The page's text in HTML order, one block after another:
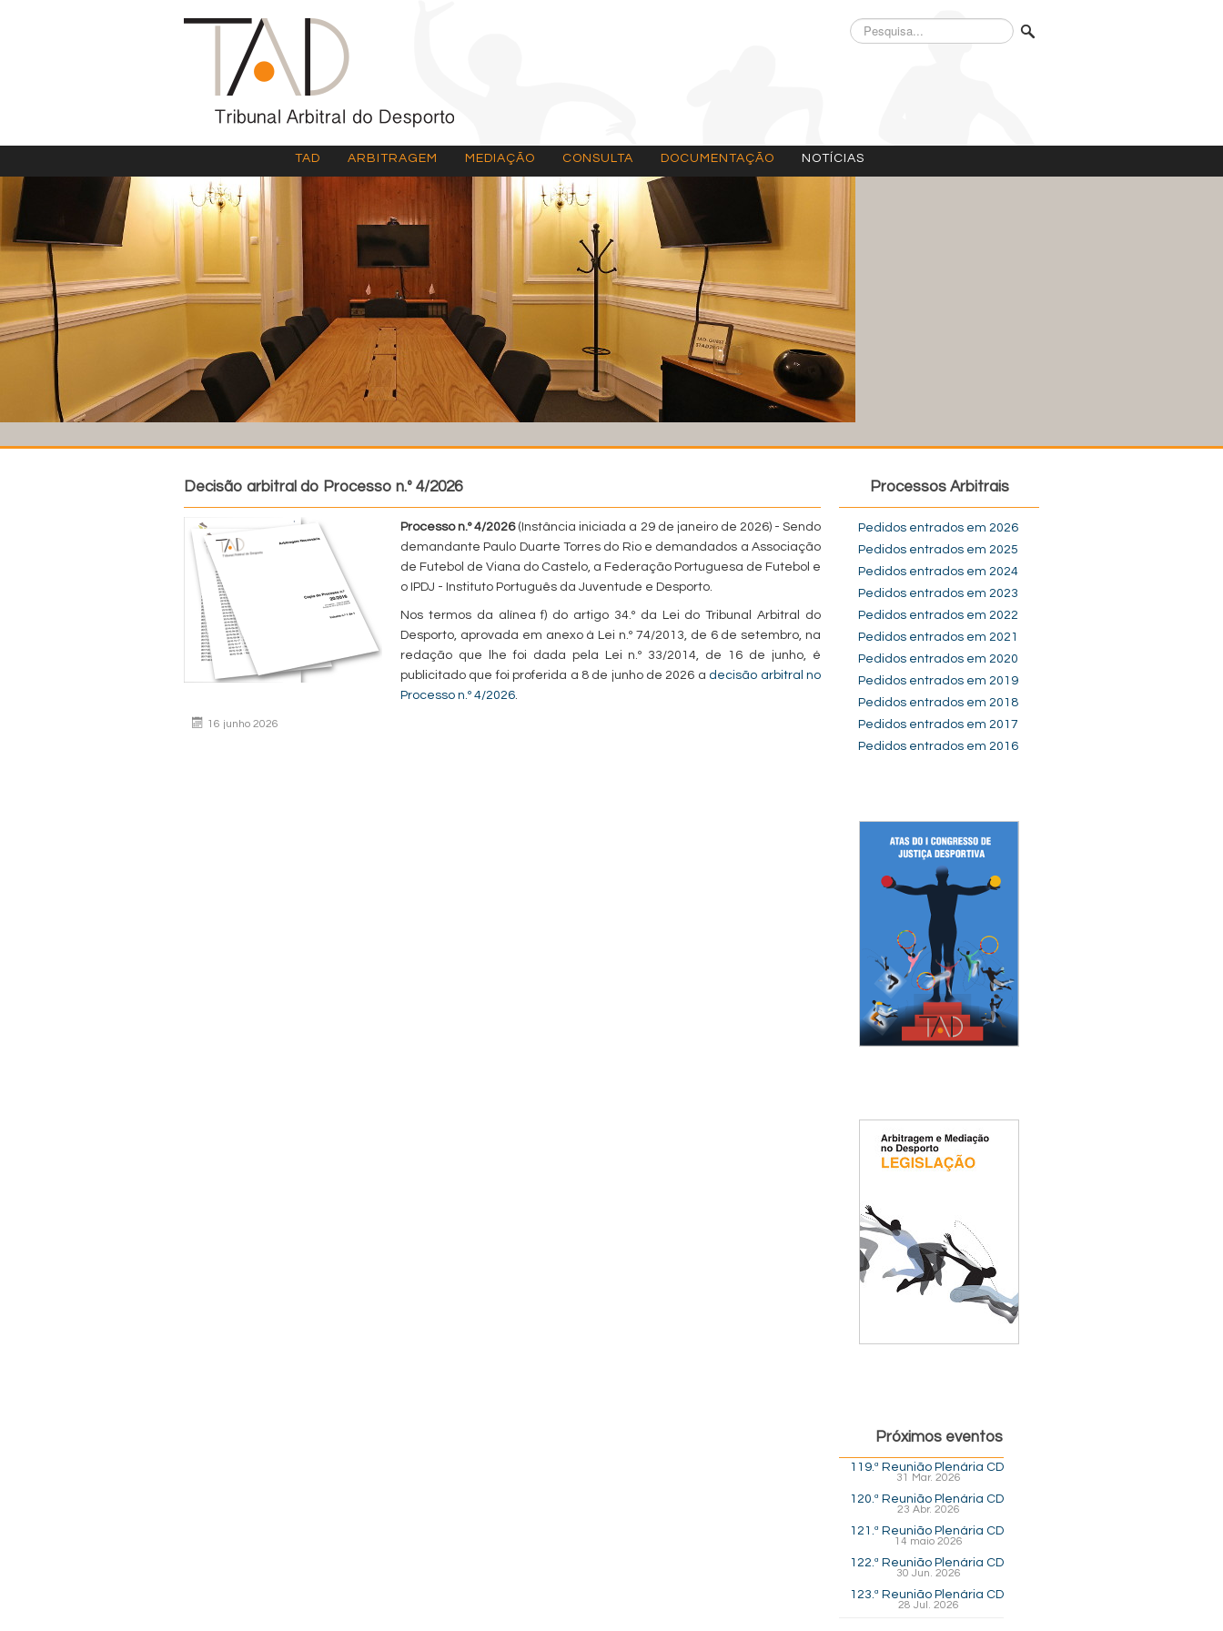
Pesquisa...
TAD ARBITRAGEM MEDIAÇÃO CONSULTA DOCUMENTAÇÃO NOTÍCIAS
Decisão arbitral do Processo n.º 4/2026
Processo n.º 4/2026(Instância iniciada a 29 de janeiro de 2026) - Sendo
demandante Paulo Duarte Torres do Rio e demandados a Associação
de Futebol de Viana do Castelo, a Federação Portuguesa de Futebol e
o IPDJ - Instituto Português da Juventude e Desporto.
Nos termos da alínea f) do artigo 34.º da Lei do Tribunal Arbitral do
Desporto, aprovada em anexo à Lei n.º 74/2013, de 6 de setembro, na
redação que lhe foi dada pela Lei n.º 33/2014, de 16 de junho, é
publicitado que foi proferida a 8 de junho de 2026 a decisão arbitral no
Processo n.º 4/2026.
16 junho 2026
Processos Arbitrais
Pedidos entrados em 2026
Pedidos entrados em 2025
Pedidos entrados em 2024
Pedidos entrados em 2023
Pedidos entrados em 2022
Pedidos entrados em 2021
Pedidos entrados em 2020
Pedidos entrados em 2019
Pedidos entrados em 2018
Pedidos entrados em 2017
Pedidos entrados em 2016
Próximos eventos
119.ª Reunião Plenária CD
31 Mar. 2026
120.ª Reunião Plenária CD
23 Abr. 2026
121.ª Reunião Plenária CD
14 maio 2026
122.ª Reunião Plenária CD
30 Jun. 2026
123.ª Reunião Plenária CD
28 Jul. 2026